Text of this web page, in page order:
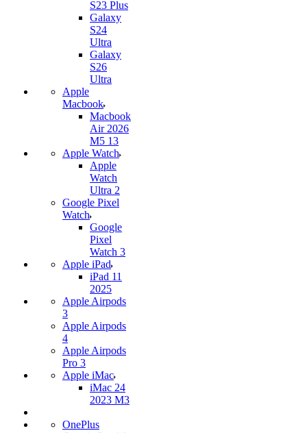
S23 Plus
Galaxy
S24
Ultra
Galaxy
S26
Ultra
Apple
Macbook
Macbook
Air 2026
M5 13
Apple Watch
Apple
Watch
Ultra 2
Google Pixel
Watch
Google
Pixel
Watch 3
Apple iPad
iPad 11
2025
Apple Airpods
3
Apple Airpods
4
Apple Airpods
Pro 3
Apple iMac
iMac 24
2023 M3
OnePlus